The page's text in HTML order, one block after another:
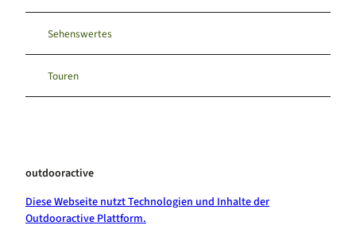
Sehenswertes
Touren
outdooractive
Diese Webseite nutzt Technologien und Inhalte der
Outdooractive Plattform.